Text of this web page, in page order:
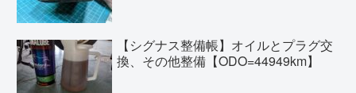
【シグナス整備帳】オイルとプラグ交
換、その他整備【ODO=44949km】